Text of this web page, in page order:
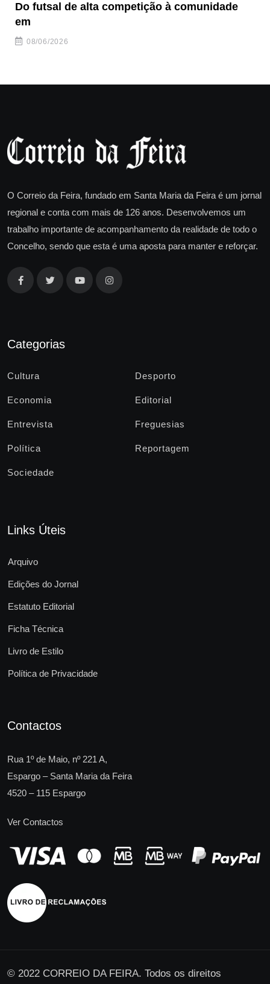
Do futsal de alta competição à comunidade
em
08/06/2026
O Correio da Feira, fundado em Santa Maria da Feira é um jornal
regional e conta com mais de 126 anos. Desenvolvemos um
trabalho importante de acompanhamento da realidade de todo o
Concelho, sendo que esta é uma aposta para manter e reforçar.
Categorias
Cultura Desporto
Economia Editorial
Entrevista Freguesias
Política Reportagem
Sociedade
Links Úteis
Arquivo
Edições do Jornal
Estatuto Editorial
Ficha Técnica
Livro de Estilo
Política de Privacidade
Contactos
Rua 1º de Maio, nº 221 A,
Espargo – Santa Maria da Feira
4520 – 115 Espargo
Ver Contactos
© 2022 CORREIO DA FEIRA. Todos os direitos